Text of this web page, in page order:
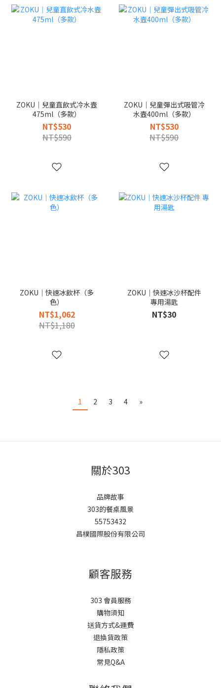
ZOKU｜兒童直飲式冷水壼
475ml（多款）
NT$530
NT$590
ZOKU｜兒童彈出式吸管冷
水壼400ml（多款）
NT$530
NT$590
ZOKU｜快速冰飲杯（多
色）
NT$1,062
NT$1,180
ZOKU｜快速冰沙杯配件
專用湯匙
NT$30
1 2 3 4 »
關於303
品牌故事
303的餐桌風景
55753432
昌樸國際股份有限公司
顧客服務
303 會員服務
購物須知
送貨方式&運費
退換貨政策
隱私政策
常見Q&A